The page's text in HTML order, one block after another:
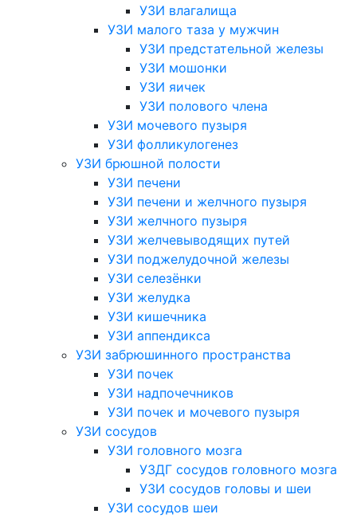
УЗИ влагалища
УЗИ малого таза у мужчин
УЗИ предстательной железы
УЗИ мошонки
УЗИ яичек
УЗИ полового члена
УЗИ мочевого пузыря
УЗИ фолликулогенез
УЗИ брюшной полости
УЗИ печени
УЗИ печени и желчного пузыря
УЗИ желчного пузыря
УЗИ желчевыводящих путей
УЗИ поджелудочной железы
УЗИ селезёнки
УЗИ желудка
УЗИ кишечника
УЗИ аппендикса
УЗИ забрюшинного пространства
УЗИ почек
УЗИ надпочечников
УЗИ почек и мочевого пузыря
УЗИ сосудов
УЗИ головного мозга
УЗДГ сосудов головного мозга
УЗИ сосудов головы и шеи
УЗИ сосудов шеи